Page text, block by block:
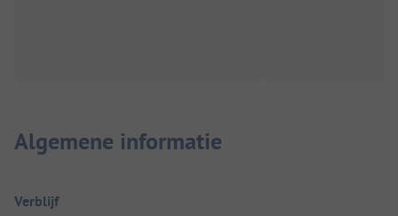
Algemene informatie
Verblijf